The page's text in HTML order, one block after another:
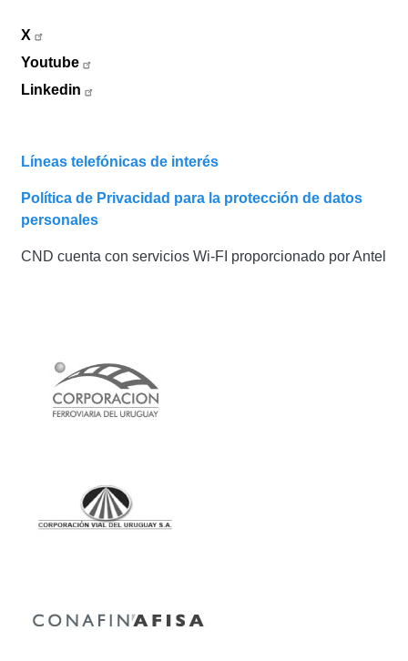
X
Youtube
Linkedin
Líneas telefónicas de interés
Política de Privacidad para la protección de datos
personales
CND cuenta con servicios Wi-FI proporcionado por Antel